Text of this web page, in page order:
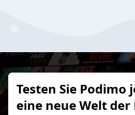
Testen Sie Podimo
eine neue Welt der